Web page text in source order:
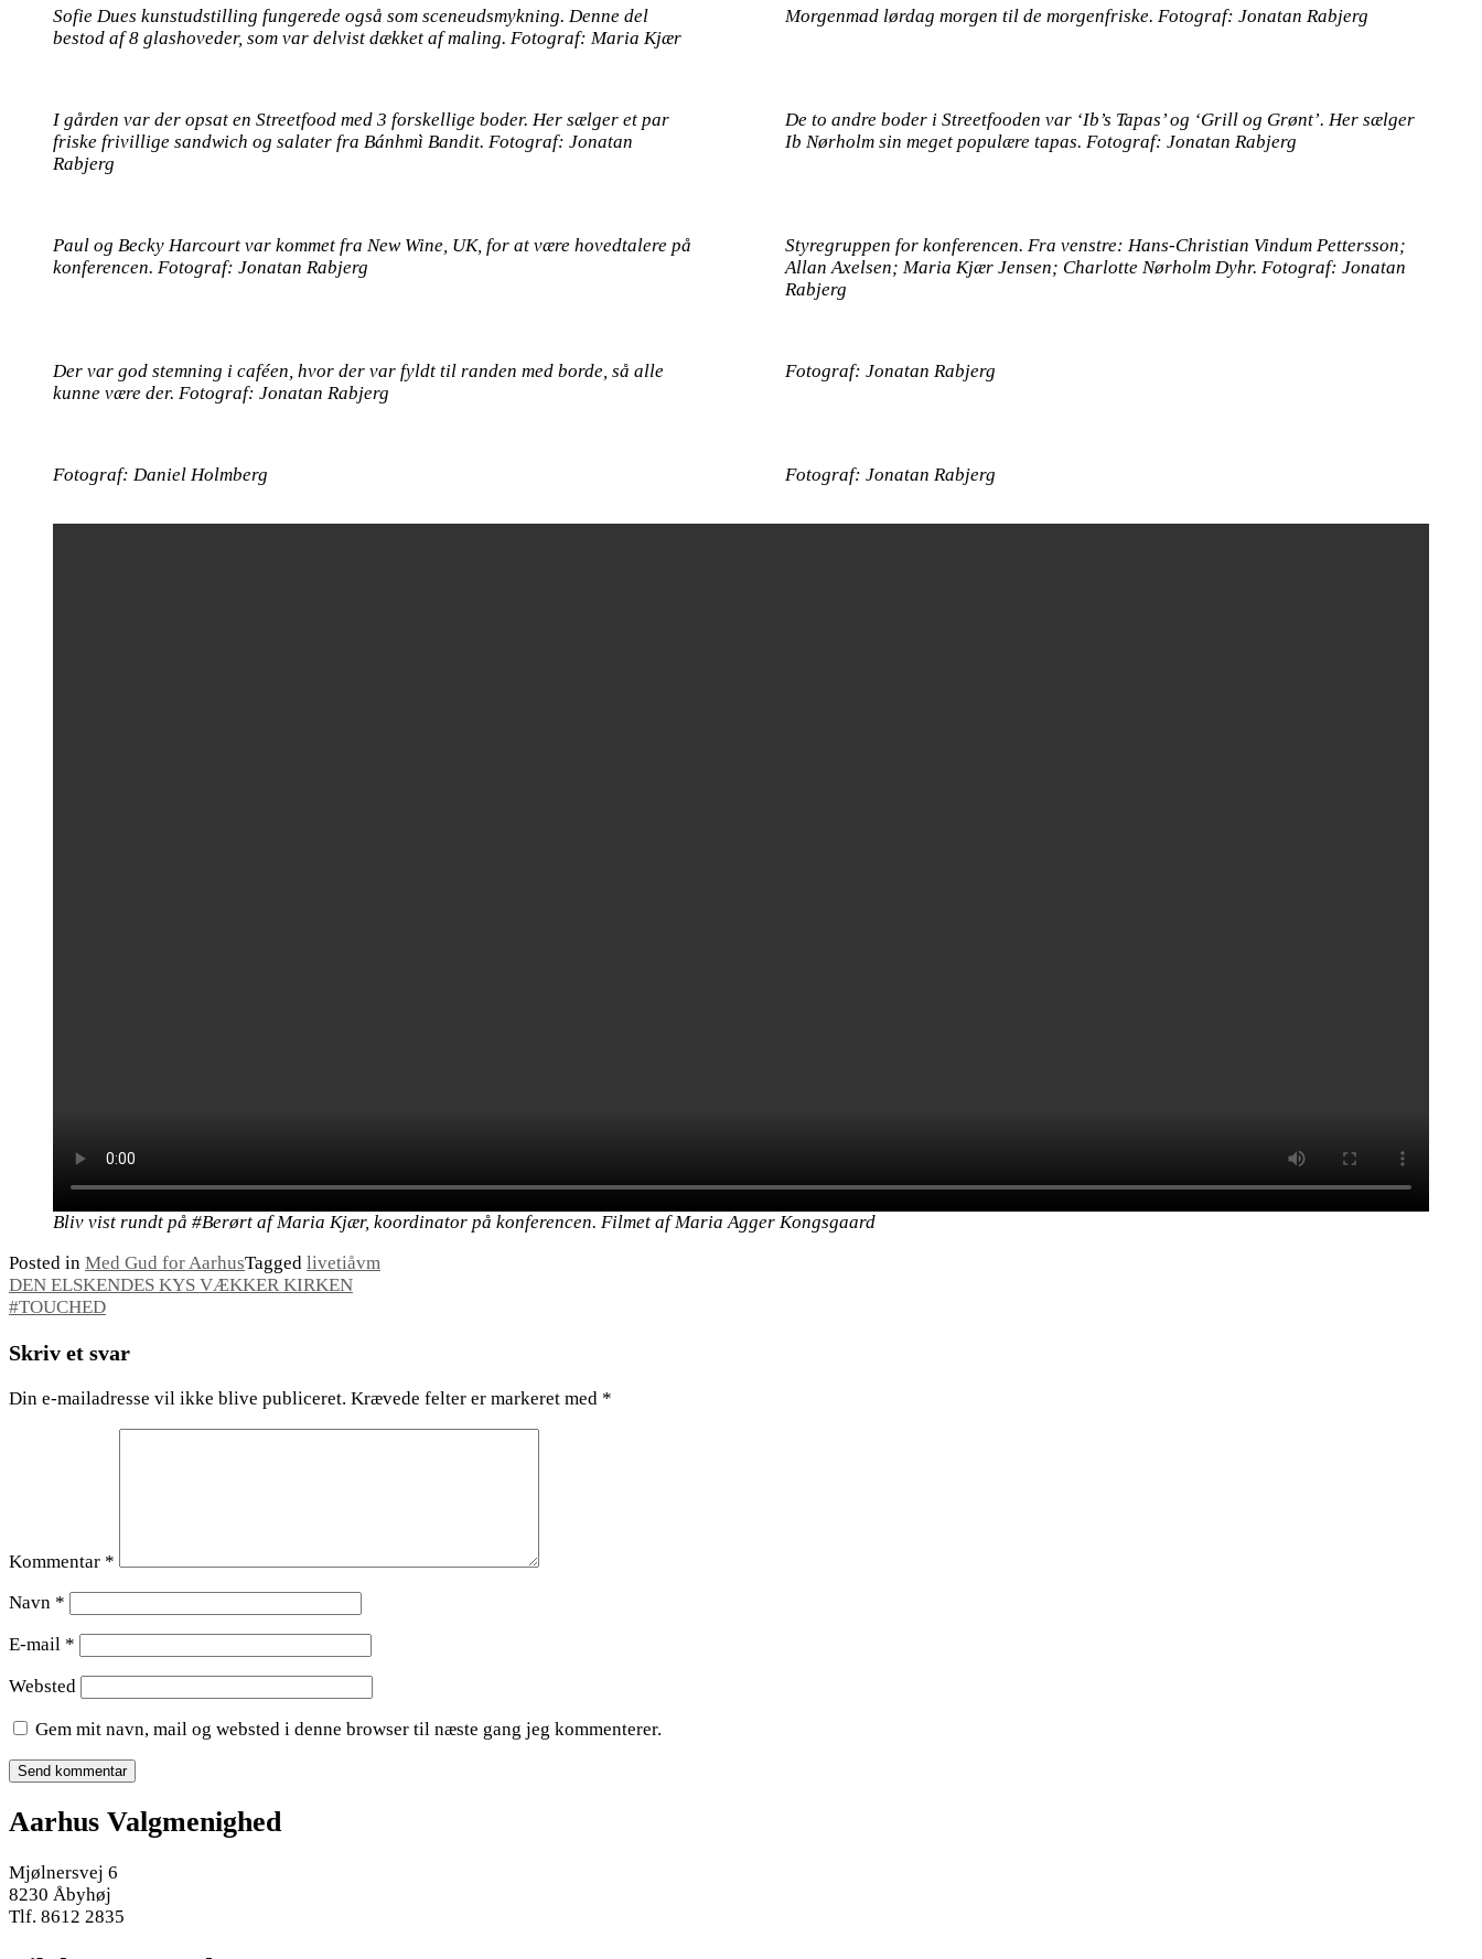
Sofie Dues kunstudstilling fungerede også som sceneudsmykning. Denne del
bestod af 8 glashoveder, som var delvist dækket af maling. Fotograf: Maria Kjær
Morgenmad lørdag morgen til de morgenfriske. Fotograf: Jonatan Rabjerg
I gården var der opsat en Streetfood med 3 forskellige boder. Her sælger et par
friske frivillige sandwich og salater fra Bánhmì Bandit. Fotograf: Jonatan
Rabjerg
De to andre boder i Streetfooden var ‘Ib’s Tapas’ og ‘Grill og Grønt’. Her sælger
Ib Nørholm sin meget populære tapas. Fotograf: Jonatan Rabjerg
Paul og Becky Harcourt var kommet fra New Wine, UK, for at være hovedtalere på
konferencen. Fotograf: Jonatan Rabjerg
Styregruppen for konferencen. Fra venstre: Hans-Christian Vindum Pettersson;
Allan Axelsen; Maria Kjær Jensen; Charlotte Nørholm Dyhr. Fotograf: Jonatan
Rabjerg
Der var god stemning i caféen, hvor der var fyldt til randen med borde, så alle
kunne være der. Fotograf: Jonatan Rabjerg
Fotograf: Jonatan Rabjerg
Fotograf: Daniel Holmberg Fotograf: Jonatan Rabjerg
Bliv vist rundt på #Berørt af Maria Kjær, koordinator på konferencen. Filmet af Maria Agger Kongsgaard
Posted in Med Gud for AarhusTagged livetiåvm
Indlægsnavigation
DEN ELSKENDES KYS VÆKKER KIRKEN
#TOUCHED
Skriv et svar
Din e-mailadresse vil ikke blive publiceret. Krævede felter er markeret med *
Kommentar *
Navn *
E-mail *
Websted
Gem mit navn, mail og websted i denne browser til næste gang jeg kommenterer.
Aarhus Valgmenighed
Mjølnersvej 6
8230 Åbyhøj
Tlf. 8612 2835